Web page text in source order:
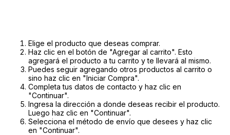
Elige el producto que deseas comprar.
Haz clic en el botón de "Agregar al carrito". Esto
agregará el producto a tu carrito y te llevará al mismo.
Puedes seguir agregando otros productos al carrito o
sino haz clic en "Iniciar Compra".
Completa tus datos de contacto y haz clic en
"Continuar".
Ingresa la dirección a donde deseas recibir el producto.
Luego haz clic en "Continuar".
Selecciona el método de envío que desees y haz clic
en "Continuar".